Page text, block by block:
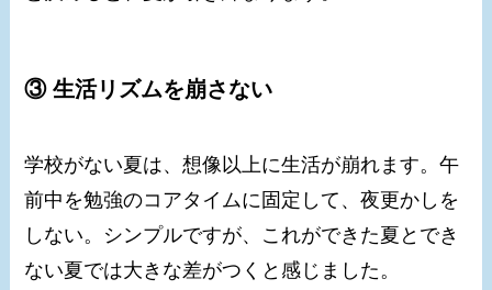
③ 生活リズムを崩さない
学校がない夏は、想像以上に生活が崩れます。午
前中を勉強のコアタイムに固定して、夜更かしを
しない。シンプルですが、これができた夏とでき
ない夏では大きな差がつくと感じました。